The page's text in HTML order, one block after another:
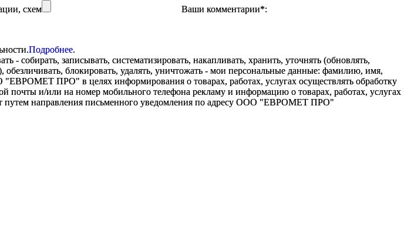
схем Ваши комментарии*:
Подробнее.
записывать, систематизировать, накапливать, хранить, уточнять (обновлять,
обезличивать, блокировать, удалять, уничтожать - мои персональные данные: фамилию, имя,
ПРО" в целях информирования о товарах, работах, услугах осуществлять обработку
и/или на номер мобильного телефона рекламу и информацию о товарах, работах, услугах
направления письменного уведомления по адресу ООО "ЕВРОМЕТ ПРО"